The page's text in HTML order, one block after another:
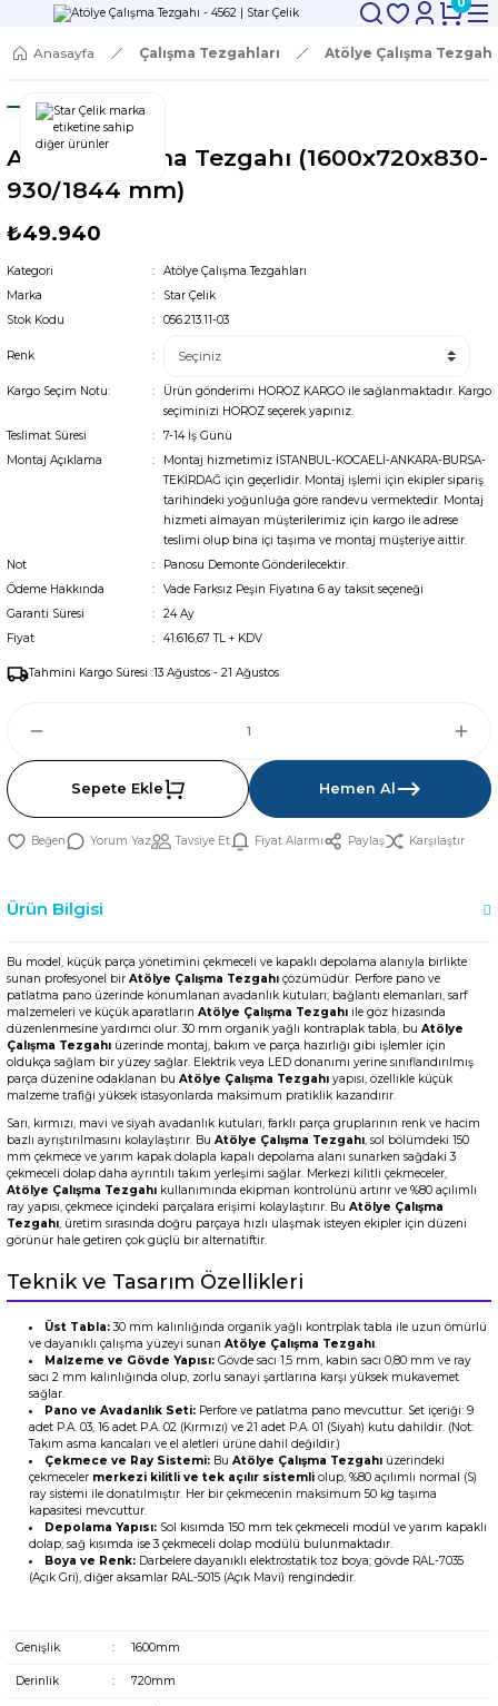
Anasayfa Çalışma Tezgahları Atölye Çalışma
Atölye Çalışma Tezgahı (1600x720x830-
930/1844 mm)
₺49.940
Kategori
Atölye Çalışma Tezgahları
Marka
Star Çelik
Stok Kodu
056.213.11-03
Renk
Kargo Seçim Notu:
Ürün gönderimi HOROZ KARGO ile sağlanmaktadır. Kargo
seçiminizi HOROZ seçerek yapınız.
Teslimat Süresi
7-14 İş Günü
Montaj Açıklama
Montaj hizmetimiz İSTANBUL-KOCAELİ-ANKARA-BURSA-
TEKİRDAĞ için geçerlidir. Montaj işlemi için ekipler sipariş
tarihindeki yoğunluğa göre randevu vermektedir. Montaj
hizmeti almayan müşterilerimiz için kargo ile adrese
teslimi olup bina içi taşıma ve montaj müşteriye aittir.
Not
Panosu Demonte Gönderilecektir.
Ödeme Hakkında
Vade Farksız Peşin Fiyatına 6 ay taksit seçeneği
Garanti Süresi
24 Ay
Fiyat
41.616,67 TL + KDV
Tahmini Kargo Süresi :13 Ağustos - 21 Ağustos
Sepete Ekle Hemen Al
Yorum Yaz Tavsiye Et Fiyat Alarmı Paylaş Karşılaştır
Ürün Bilgisi
Bu model, küçük parça yönetimini çekmeceli ve kapaklı depolama alanıyla birlikte
sunan profesyonel bir Atölye Çalışma Tezgahı çözümüdür. Perfore pano ve
patlatma pano üzerinde konumlanan avadanlık kutuları; bağlantı elemanları, sarf
malzemeleri ve küçük aparatların Atölye Çalışma Tezgahı ile göz hizasında
düzenlenmesine yardımcı olur. 30 mm organik yağlı kontraplak tabla, bu Atölye
Çalışma Tezgahı üzerinde montaj, bakım ve parça hazırlığı gibi işlemler için
oldukça sağlam bir yüzey sağlar. Elektrik veya LED donanımı yerine sınıflandırılmış
parça düzenine odaklanan bu Atölye Çalışma Tezgahı yapısı, özellikle küçük
malzeme trafiği yüksek istasyonlarda maksimum pratiklik kazandırır.
Sarı, kırmızı, mavi ve siyah avadanlık kutuları, farklı parça gruplarının renk ve hacim
bazlı ayrıştırılmasını kolaylaştırır. Bu Atölye Çalışma Tezgahı, sol bölümdeki 150
mm çekmece ve yarım kapak dolapla kapalı depolama alanı sunarken sağdaki 3
çekmeceli dolap daha ayrıntılı takım yerleşimi sağlar. Merkezi kilitli çekmeceler,
Atölye Çalışma Tezgahı kullanımında ekipman kontrolünü artırır ve %80 açılımlı
ray yapısı, çekmece içindeki parçalara erişimi kolaylaştırır. Bu Atölye Çalışma
Tezgahı, üretim sırasında doğru parçaya hızlı ulaşmak isteyen ekipler için düzeni
görünür hale getiren çok güçlü bir alternatiftir.
Teknik ve Tasarım Özellikleri
Üst Tabla:30 mm kalınlığında organik yağlı kontrplak tabla ile uzun ömürlü
ve dayanıklı çalışma yüzeyi sunan Atölye Çalışma Tezgahı.
Malzeme ve Gövde Yapısı: Gövde sacı 1,5 mm, kabin sacı 0,80 mm ve ray
sacı 2 mm kalınlığında olup, zorlu sanayi şartlarına karşı yüksek mukavemet
sağlar.
Pano ve Avadanlık Seti: Perfore ve patlatma pano mevcuttur. Set içeriği: 9
adet P.A. 03, 16 adet P.A. 02 (Kırmızı) ve 21 adet P.A. 01 (Siyah) kutu dahildir. (Not:
Takım asma kancaları ve el aletleri ürüne dahil değildir.)
Çekmece ve Ray Sistemi: BuAtölye Çalışma Tezgahı üzerindeki
çekmeceler merkezi kilitli ve tek açılır sistemli olup, %80 açılımlı normal (S)
ray sistemi ile donatılmıştır. Her bir çekmecenin maksimum 50 kg taşıma
kapasitesi mevcuttur.
Depolama Yapısı: Sol kısımda 150 mm tek çekmeceli modül ve yarım kapaklı
dolap; sağ kısımda ise 3 çekmeceli dolap modülü bulunmaktadır.
Boya ve Renk: Darbelere dayanıklı elektrostatik toz boya; gövde RAL-7035
(Açık Gri), diğer aksamlar RAL-5015 (Açık Mavi) rengindedir.
Genişlik : 1600mm
Derinlik : 720mm